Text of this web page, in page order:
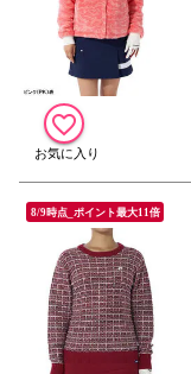
8/9時点_ポイント最大11倍